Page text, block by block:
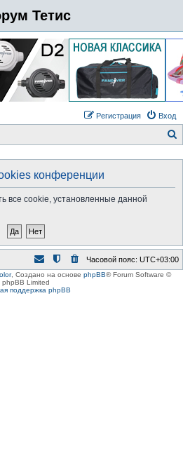
Тетис
Вход
Регистрация
конференции
все cookie, установленные данной
Часовой пояс: UTC+03:00
, Создано на основе phpBB® Forum Software ©
phpBB Limited
поддержка phpBB